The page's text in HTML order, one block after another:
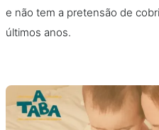
e não tem a pretensão de
últimos anos.